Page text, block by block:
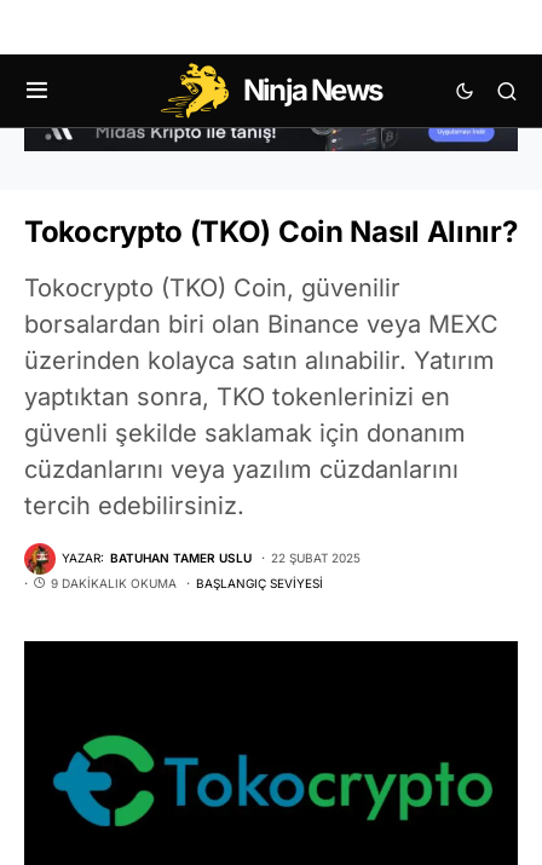
Ninja News
Tokocrypto (TKO) Coin Nasıl Alınır?
Tokocrypto (TKO) Coin, güvenilir
borsalardan biri olan Binance veya MEXC
üzerinden kolayca satın alınabilir. Yatırım
yaptıktan sonra, TKO tokenlerinizi en
güvenli şekilde saklamak için donanım
cüzdanlarını veya yazılım cüzdanlarını
tercih edebilirsiniz.
YAZAR: BATUHAN TAMER USLU
22 ŞUBAT 2025
9 DAKIKALIK OKUMA
BAŞLANGIÇ SEVIYESI